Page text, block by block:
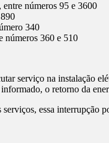
números 95 e 3600
340
360 e 510
serviço na instalação
o retorno da
essa interrupção